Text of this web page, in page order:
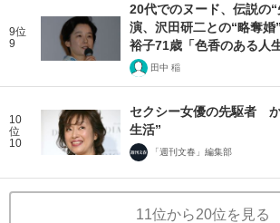
9位
9
20代でのヌード、伝説の
演、沢田研二との“略奪
裕子71歳「色香のある人
田中 稲
10
位
10
セクシー女優の先駆者
生活”
「週刊文春」編集部
11位から20位を見る